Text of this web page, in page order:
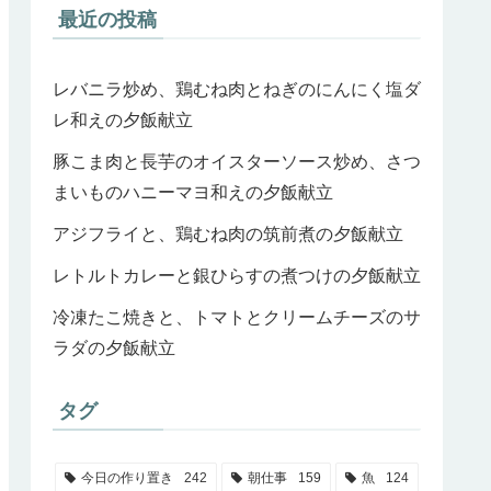
最近の投稿
レバニラ炒め、鶏むね肉とねぎのにんにく塩ダ
レ和えの夕飯献立
豚こま肉と長芋のオイスターソース炒め、さつ
まいものハニーマヨ和えの夕飯献立
アジフライと、鶏むね肉の筑前煮の夕飯献立
レトルトカレーと銀ひらすの煮つけの夕飯献立
冷凍たこ焼きと、トマトとクリームチーズのサ
ラダの夕飯献立
タグ
今日の作り置き 242 朝仕事 159 魚 124